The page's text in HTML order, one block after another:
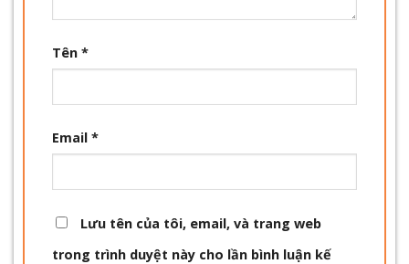
Tên *
Email *
Lưu tên của tôi, email, và trang web
trong trình duyệt này cho lần bình luận kế